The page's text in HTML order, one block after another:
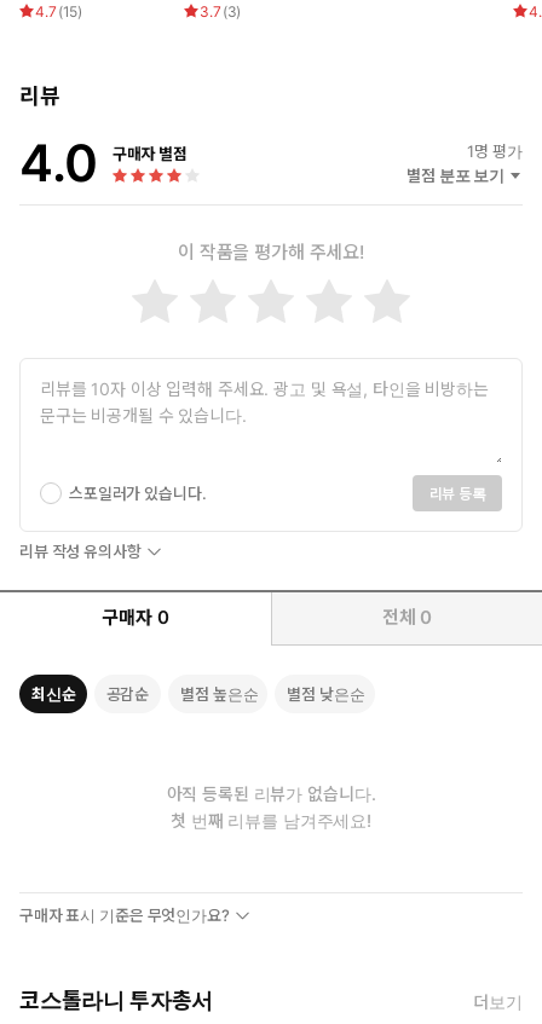
4.7 (15) 3.7 (3)
리뷰
4.0 구매자 별점 1명 평가
별점 분포 보기
이 작품을 평가해 주세요!
스포일러가 있습니다. 리뷰 등록
리뷰 작성 유의사항
구매자 0 전체 0
최신순 공감순 별점 높은순 별점 낮은순
아직 등록된 리뷰가 없습니다.
첫 번째 리뷰를 남겨주세요!
구매자 표시 기준은 무엇인가요?
코스톨라니 투자총서 더보기